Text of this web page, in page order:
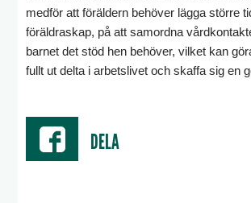
medför att föräldern behöver lägga större
föräldraskap, på att samordna
barnet det stöd hen behöver, vilket kan
fullt ut delta i arbetslivet och skaffa sig en
DELA